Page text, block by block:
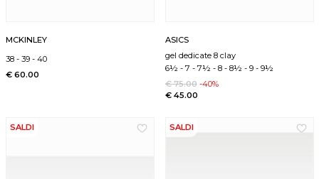
MCKINLEY
38 -39 -40
€ 60.00
ASICS
gel dedicate 8 clay
6½ -7 -7½ -8 -8½ -9 -9½
€ 75.00 -40%
€ 45.00
SALDI SALDI